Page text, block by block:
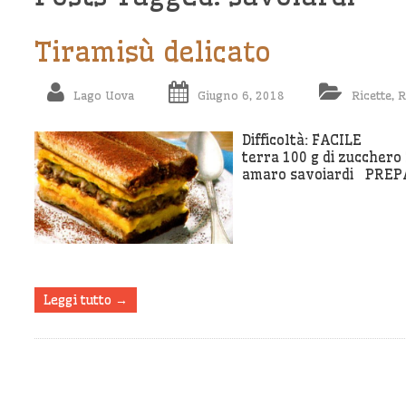
Tiramisù delicato
Lago Uova Giugno 6, 2018 Ricette,
Difficoltà: FACILE
terra 100 g di
amaro savoiardi
Leggi tutto →